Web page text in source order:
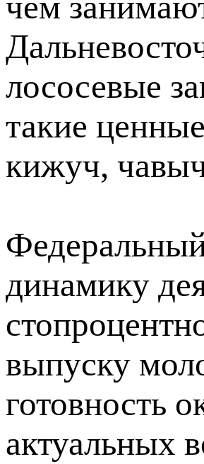
лососевые
такие
кижуч,
динамику
выпуску
готовность
актуальных